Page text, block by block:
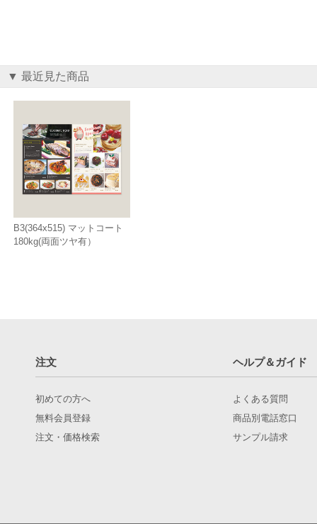
▼ 最近見た商品
B3(364x515) マットコート
180kg(両面ツヤ有）
注文 ヘルプ＆ガイド
初めての方へ
無料会員登録
注文・価格検索
よくある質問
商品別電話窓口
サンプル請求